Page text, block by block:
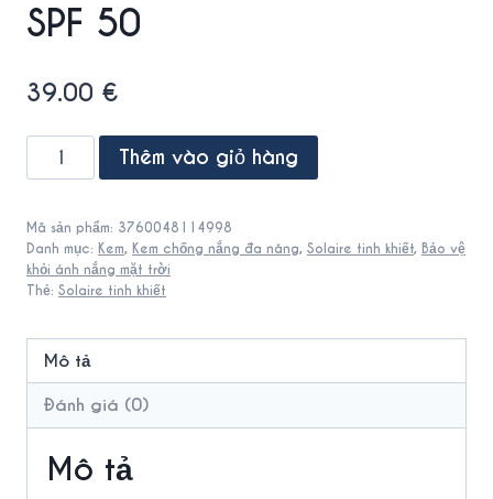
SPF 50
39.00 €
Multi
Protection
Block
SPF
50
lượng
Thêm vào giỏ hàng
Mã sản phẩm: 3760048114998
Danh mục: Kem, Kem chống nắng đa năng, Solaire tinh khiết, Bảo vệ
khỏi ánh nắng mặt trời
Thẻ: Solaire tinh khiết
Mô tả
Đánh giá (0)
Mô tả